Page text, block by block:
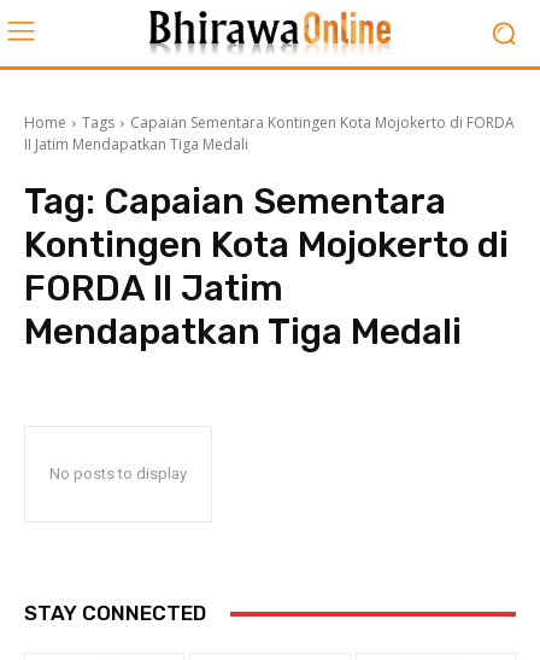
Home Tags
Capaian Sementara Kontingen Kota Mojokerto di FORDA
II Jatim Mendapatkan Tiga Medali
Tag: Capaian Sementara
Kontingen Kota Mojokerto di
FORDA II Jatim
Mendapatkan Tiga Medali
No posts to display
STAY CONNECTED